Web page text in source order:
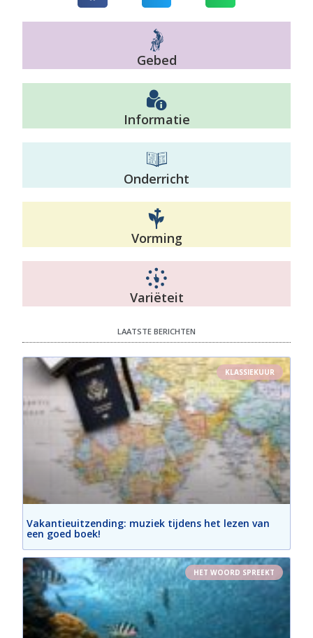
Gebed
Informatie
Onderricht
Vorming
Variëteit
LAATSTE BERICHTEN
KLASSIEKUUR
Vakantieuitzending: muziek tijdens het lezen van
een goed boek!
HET WOORD SPREEKT